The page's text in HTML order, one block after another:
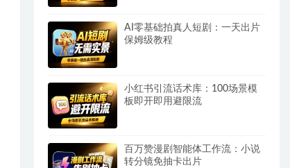
AI零基础拍真人短剧：一天出片
保姆级教程
小红书引流话术库：100场景模
板即开即用避限流
百万赞漫剧智能体工作流：小说
转分镜免抽卡出片